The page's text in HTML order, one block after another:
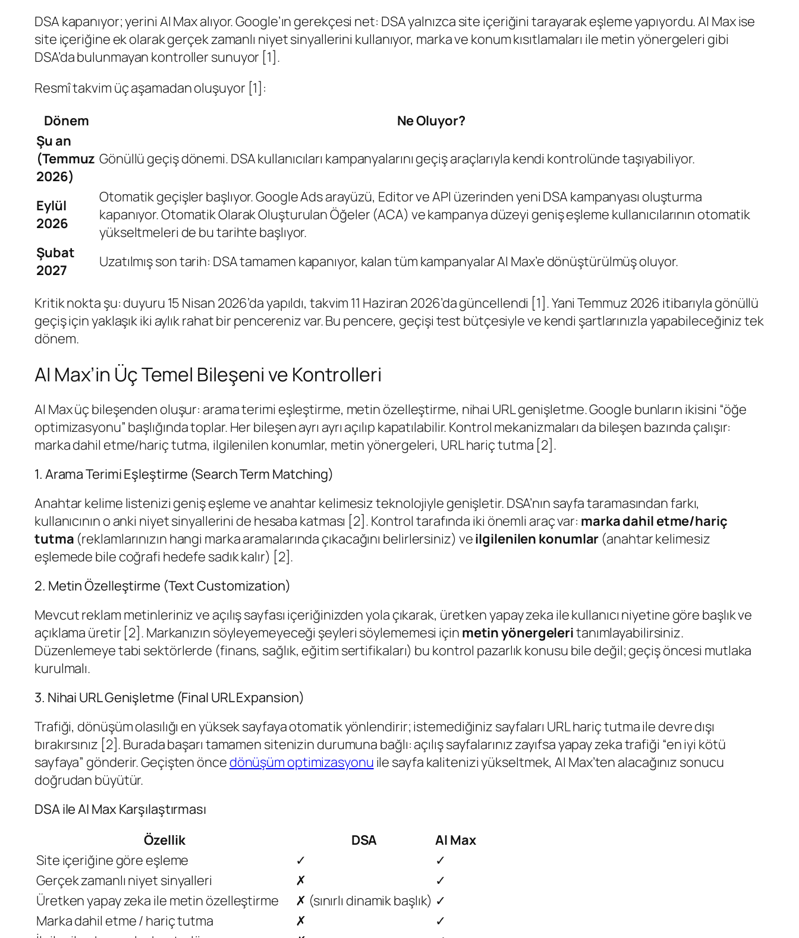
DSA kapanıyor; yerini AI Max alıyor. Google’ın gerekçesi net: DSA yalnızca site içeriğini tarayarak eşleme yapıyordu. AI Max ise
site içeriğine ek olarak gerçek zamanlı niyet sinyallerini kullanıyor, marka ve konum kısıtlamaları ile metin yönergeleri gibi
DSA’da bulunmayan kontroller sunuyor [1].
Resmî takvim üç aşamadan oluşuyor [1]:
Dönem
Ne Oluyor?
Şu an
(Temmuz
2026)
Gönüllü geçiş dönemi. DSA kullanıcıları kampanyalarını geçiş araçlarıyla kendi kontrolünde taşıyabiliyor.
Eylül
2026
Otomatik geçişler başlıyor. Google Ads arayüzü, Editor ve API üzerinden yeni DSA kampanyası oluşturma
kapanıyor. Otomatik Olarak Oluşturulan Öğeler (ACA) ve kampanya düzeyi geniş eşleme kullanıcılarının otomatik
yükseltmeleri de bu tarihte başlıyor.
Şubat
2027
Uzatılmış son tarih: DSA tamamen kapanıyor, kalan tüm kampanyalar AI Max’e dönüştürülmüş oluyor.
Kritik nokta şu: duyuru 15 Nisan 2026’da yapıldı, takvim 11 Haziran 2026’da güncellendi [1]. Yani Temmuz 2026 itibarıyla gönüllü
geçiş için yaklaşık iki aylık rahat bir pencereniz var. Bu pencere, geçişi test bütçesiyle ve kendi şartlarınızla yapabileceğiniz tek
dönem.
AI Max’in Üç Temel Bileşeni ve Kontrolleri
AI Max üç bileşenden oluşur: arama terimi eşleştirme, metin özelleştirme, nihai URL genişletme. Google bunların ikisini “öğe
optimizasyonu” başlığında toplar. Her bileşen ayrı ayrı açılıp kapatılabilir. Kontrol mekanizmaları da bileşen bazında çalışır:
marka dahil etme/hariç tutma, ilgilenilen konumlar, metin yönergeleri, URL hariç tutma [2].
1. Arama Terimi Eşleştirme (Search Term Matching)
Anahtar kelime listenizi geniş eşleme ve anahtar kelimesiz teknolojiyle genişletir. DSA’nın sayfa taramasından farkı,
kullanıcının o anki niyet sinyallerini de hesaba katması [2]. Kontrol tarafında iki önemli araç var: marka dahil etme/hariç
tutma (reklamlarınızın hangi marka aramalarında çıkacağını belirlersiniz) veilgilenilen konumlar (anahtar kelimesiz
eşlemede bile coğrafi hedefe sadık kalır) [2].
2. Metin Özelleştirme (Text Customization)
Mevcut reklam metinleriniz ve açılış sayfası içeriğinizden yola çıkarak, üretken yapay zeka ile kullanıcı niyetine göre başlık ve
açıklama üretir [2]. Markanızın söyleyemeyeceği şeyleri söylememesi için metin yönergeleritanımlayabilirsiniz.
Düzenlemeye tabi sektörlerde (finans, sağlık, eğitim sertifikaları) bu kontrol pazarlık konusu bile değil; geçiş öncesi mutlaka
kurulmalı.
3. Nihai URL Genişletme (Final URL Expansion)
Trafiği, dönüşüm olasılığı en yüksek sayfaya otomatik yönlendirir; istemediğiniz sayfaları URL hariç tutma ile devre dışı
bırakırsınız [2]. Burada başarı tamamen sitenizin durumuna bağlı: açılış sayfalarınız zayıfsa yapay zeka trafiği “en iyi kötü
sayfaya” gönderir. Geçişten önce dönüşüm optimizasyonu ile sayfa kalitenizi yükseltmek, AI Max’ten alacağınız sonucu
doğrudan büyütür.
DSA ile AI Max Karşılaştırması
Özellik
DSA
AI Max
Site içeriğine göre eşleme
✓
✓
Gerçek zamanlı niyet sinyalleri
✗
✓
Üretken yapay zeka ile metin özelleştirme
✗ (sınırlı dinamik başlık) ✓
Marka dahil etme / hariç tutma
✗
✓